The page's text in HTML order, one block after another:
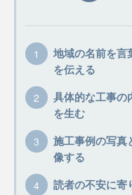
地域の名前を言
を伝える
具体的な工事の
を生む
施工事例の写真
像する
読者の不安に寄